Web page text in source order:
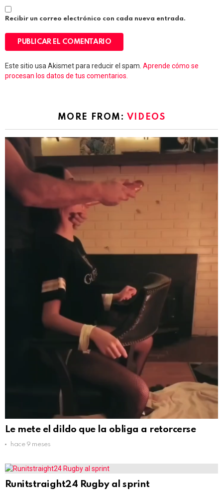
Recibir un correo electrónico con cada nueva entrada.
Este sitio usa Akismet para reducir el spam. Aprende cómo se
procesan los datos de tus comentarios.
MORE FROM: VIDEOS
Le mete el dildo que la obliga a retorcerse
hace 9 meses
Runitstraight24 Rugby al sprint